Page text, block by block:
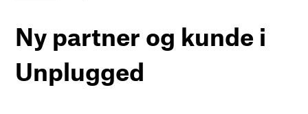
Ny partner og kunde i
Unplugged